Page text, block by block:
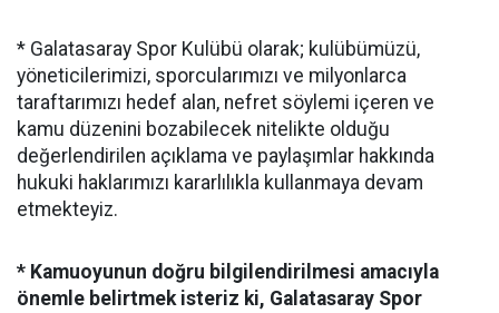
* Galatasaray Spor Kulübü olarak; kulübümüzü,
yöneticilerimizi, sporcularımızı ve milyonlarca
taraftarımızı hedef alan, nefret söylemi içeren ve
kamu düzenini bozabilecek nitelikte olduğu
değerlendirilen açıklama ve paylaşımlar hakkında
hukuki haklarımızı kararlılıkla kullanmaya devam
etmekteyiz.
* Kamuoyunun doğru bilgilendirilmesi amacıyla
önemle belirtmek isteriz ki, Galatasaray Spor